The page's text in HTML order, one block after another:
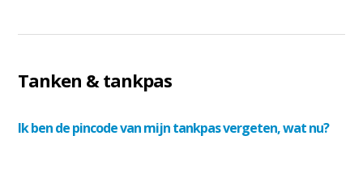
Tanken & tankpas
Ik ben de pincode van mijn tankpas vergeten, wat nu?